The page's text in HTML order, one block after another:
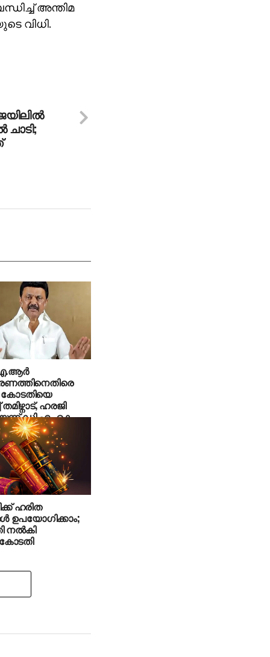
അന്തിമ
വിധി.
ഹരജി
ഡി.എം.കെ
ഹരിത
ഉപയോഗിക്കാം;
നൽകി